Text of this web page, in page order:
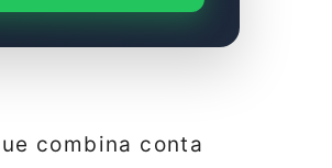
combina conta